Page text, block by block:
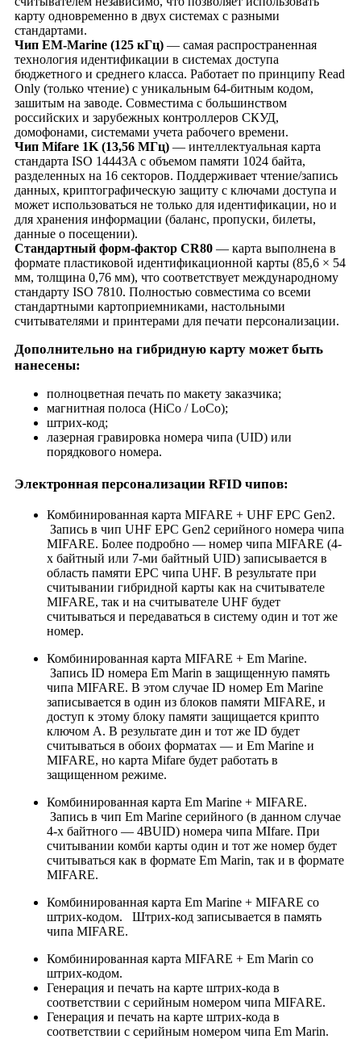
карту одновременно в двух системах с разными
стандартами.
Чип EM-Marine (125 кГц) — самая распространенная
технология идентификации в системах доступа
бюджетного и среднего класса. Работает по принципу Read
Only (только чтение) с уникальным 64-битным кодом,
зашитым на заводе. Совместима с большинством
российских и зарубежных контроллеров СКУД,
домофонами, системами учета рабочего времени.
Чип Mifare 1K (13,56 МГц) — интеллектуальная карта
стандарта ISO 14443A с объемом памяти 1024 байта,
разделенных на 16 секторов. Поддерживает чтение/запись
данных, криптографическую защиту с ключами доступа и
может использоваться не только для идентификации, но и
для хранения информации (баланс, пропуски, билеты,
данные о посещении).
Стандартный форм-фактор CR80 — карта выполнена в
формате пластиковой идентификационной карты (85,6 × 54
мм, толщина 0,76 мм), что соответствует международному
стандарту ISO 7810. Полностью совместима со всеми
стандартными картоприемниками, настольными
считывателями и принтерами для печати персонализации.
Дополнительно на гибридную карту может быть
нанесены:
полноцветная печать по макету заказчика;
магнитная полоса (HiCo / LoCo);
штрих-код;
лазерная гравировка номера чипа (UID) или
порядкового номера.
Электронная персонализации RFID чипов:
Комбинированная карта MIFARE + UHF EPC Gen2.
Запись в чип UHF EPC Gen2 серийного номера чипа
MIFARE. Более подробно — номер чипа MIFARE (4-
х байтный или 7-ми байтный UID) записывается в
область памяти EPC чипа UHF. В результате при
считывании гибридной карты как на считывателе
MIFARE, так и на считывателе UHF будет
считываться и передаваться в систему один и тот же
номер.
Комбинированная карта MIFARE + Em Marine.
Запись ID номера Em Marin в защищенную память
чипа MIFARE. В этом случае ID номер Em Marine
записывается в один из блоков памяти MIFARE, и
доступ к этому блоку памяти защищается крипто
ключом A. В результате дин и тот же ID будет
считываться в обоих форматах — и Em Marine и
MIFARE, но карта Mifare будет работать в
защищенном режиме.
Комбинированная карта Em Marine + MIFARE.
Запись в чип Em Marine серийного (в данном случае
4-х байтного — 4BUID) номера чипа MIfare. При
считывании комби карты один и тот же номер будет
считываться как в формате Em Marin, так и в формате
MIFARE.
Комбинированная карта Em Marine + MIFARE со
штрих-кодом. Штрих-код записывается в память
чипа MIFARE.
Комбинированная карта MIFARE + Em Marin со
штрих-кодом.
Генерация и печать на карте штрих-кода в
соответствии с серийным номером чипа MIFARE.
Генерация и печать на карте штрих-кода в
соответствии с серийным номером чипа Em Marin.